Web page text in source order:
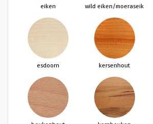
eiken wild eiken/moeraseik
esdoorn kersenhout